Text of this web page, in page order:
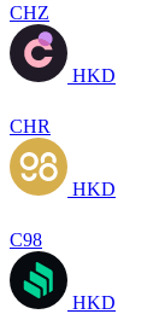
CHZ
HKD
CHR
HKD
C98
HKD